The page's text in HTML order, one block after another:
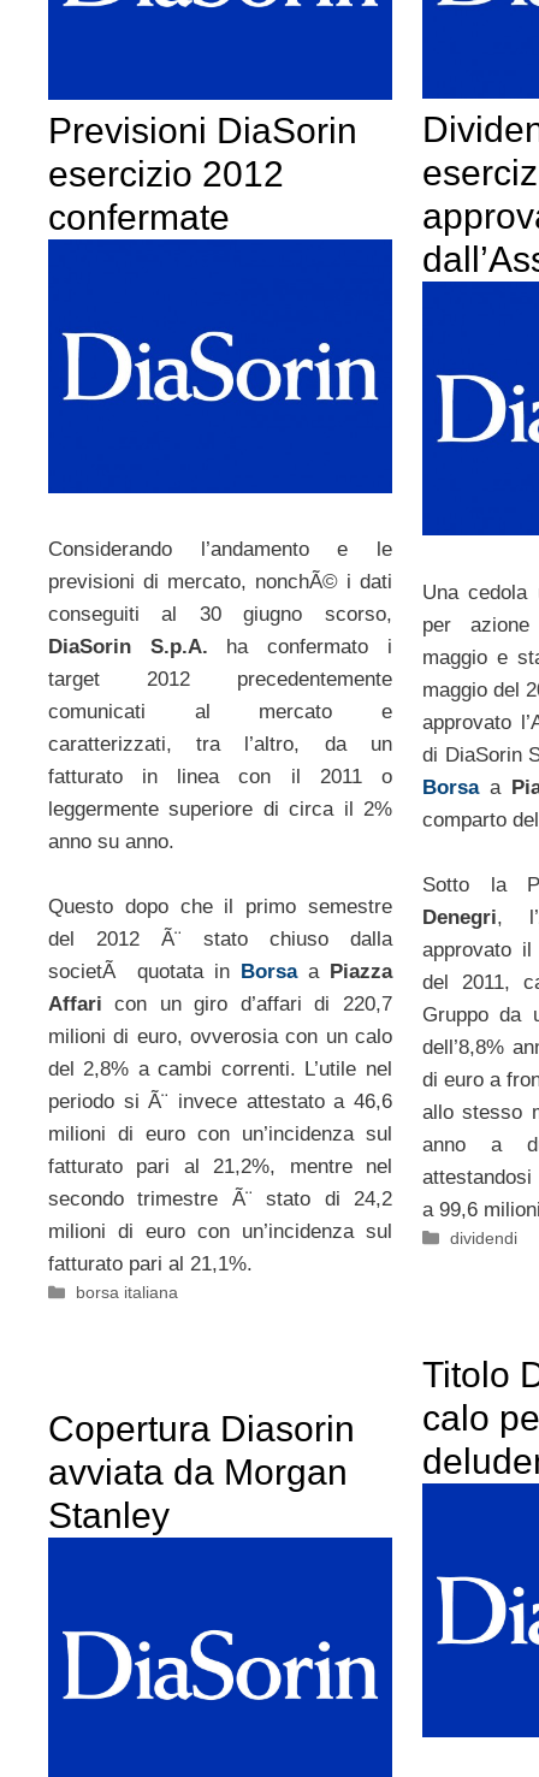
Previsioni DiaSorin
esercizio 2012
confermate
Considerando l’andamento e le
previsioni di mercato, nonchÃ© i dati
conseguiti al 30 giugno scorso,
DiaSorin S.p.A. ha confermato i
target 2012 precedentemente
comunicati al mercato e
caratterizzati, tra l’altro, da un
fatturato in linea con il 2011 o
leggermente superiore di circa il 2%
anno su anno.
Questo dopo che il primo semestre
del 2012 Ã¨ stato chiuso dalla
societÃ quotata in
Borsaa Piazza
Affari con un giro d’affari di 220,7
milioni di euro, ovverosia con un calo
del 2,8% a cambi correnti. L’utile nel
periodo si Ã¨ invece attestato a 46,6
milioni di euro con un’incidenza sul
fatturato pari al 21,2%, mentre nel
secondo trimestre Ã¨ stato di 24,2
milioni di euro con un’incidenza sul
fatturato pari al 21,1%.
Categorie
borsa italiana
Una cedola
per
maggio e
maggio del
approvato
di DiaSorin
Borsaa
comparto
Sotto la
Denegri,
approvato
del 2011,
Gruppo da
dell’8,8%
di euro a
allo stesso
anno a
a 99,6
Categorie
dividendi
Titolo
calo
Copertura Diasorin
avviata da Morgan
Stanley